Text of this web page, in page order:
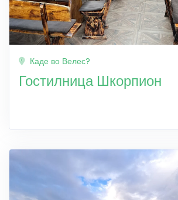
Каде во Велес?
Гостилница Шкорпион